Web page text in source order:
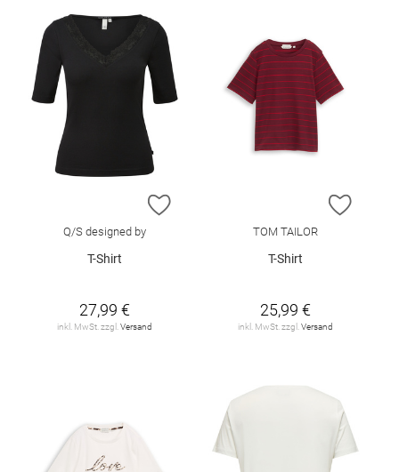
ZUR WUNSCHLISTE HINZUFÜGEN
Q/S designed by
T-Shirt
27,99 €
inkl. MwSt. zzgl.Versand
ZUR
TOM TAILOR
T-Shirt
25,99 €
inkl. MwSt. zzgl.Versand